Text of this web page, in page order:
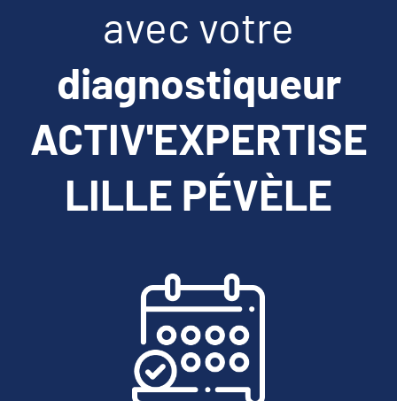
avec votre
diagnostiqueur
ACTIV'EXPERTISE
LILLE PÉVÈLE